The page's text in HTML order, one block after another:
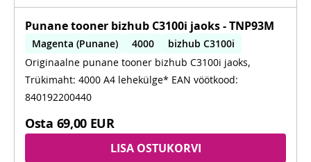
Punane tooner bizhub C3100i jaoks - TNP93M
Magenta (Punane) 4000
bizhub C3100i
Originaalne punane tooner bizhub C3100i jaoks,
Trükimaht: 4000 A4 lehekülge* EAN vöötkood:
840192200440
Osta 69,00 EUR
LISA OSTUKORVI